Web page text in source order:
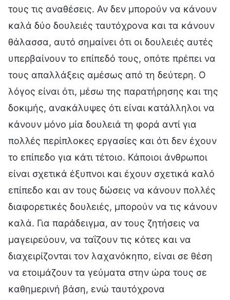
τους τις αναθέσεις. Αν δεν μπορούν να κάνουν
καλά δύο δουλειές ταυτόχρονα και τα κάνουν
θάλασσα, αυτό σημαίνει ότι οι δουλειές αυτές
υπερβαίνουν το επίπεδό τους, οπότε πρέπει να
τους απαλλάξεις αμέσως από τη δεύτερη. Ο
λόγος είναι ότι, μέσω της παρατήρησης και της
δοκιμής, ανακάλυψες ότι είναι κατάλληλοι να
κάνουν μόνο μία δουλειά τη φορά αντί για
πολλές περίπλοκες εργασίες και ότι δεν έχουν
το επίπεδο για κάτι τέτοιο. Κάποιοι άνθρωποι
είναι σχετικά έξυπνοι και έχουν σχετικά καλό
επίπεδο και αν τους δώσεις να κάνουν πολλές
διαφορετικές δουλειές, μπορούν να τις κάνουν
καλά. Για παράδειγμα, αν τους ζητήσεις να
μαγειρεύουν, να ταΐζουν τις κότες και να
διαχειρίζονται τον λαχανόκηπο, είναι σε θέση
να ετοιμάζουν τα γεύματα στην ώρα τους σε
καθημερινή βάση, ενώ ταυτόχρονα